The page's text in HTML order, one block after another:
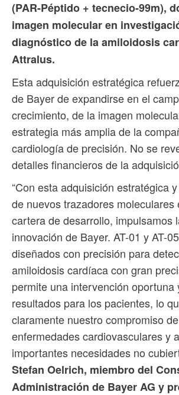
(PAR-Péptido + tecnecio-99m),
imagen molecular en
diagnóstico de la amiloidosis
Attralus.
Esta adquisición estratégica
de Bayer de expandirse en el
crecimiento, de la imagen
estrategia más amplia de la
cardiología de precisión. No se
detalles financieros de la
“Con esta adquisición estratégica
de nuevos trazadores moleculares
cartera de desarrollo, impulsamos
innovación de Bayer. AT-01 y AT-
diseñados con precisión para
amiloidosis cardíaca con gran
permite una intervención oportuna
resultados para los pacientes, lo
claramente nuestro compromiso
enfermedades cardiovasculares y
importantes necesidades no
Stefan Oelrich, miembro del
Administración de Bayer AG y